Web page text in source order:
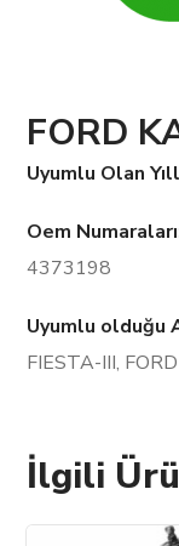
FORD
Uyumlu Olan
Oem
4373198
Uyumlu olduğu
FIESTA-III,
İlgili